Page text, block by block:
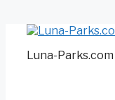
Luna-Parks.com